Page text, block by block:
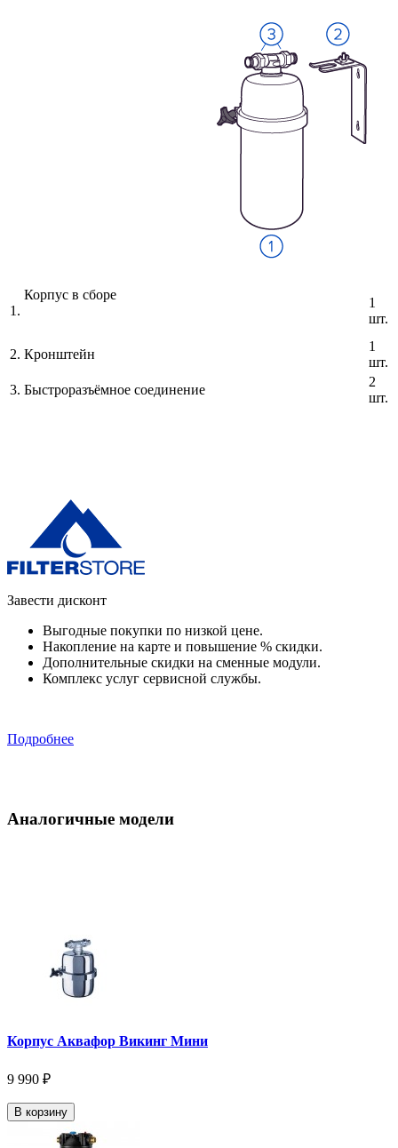
1.
Корпус в сборе
1
шт.
2. Кронштейн
1
шт.
3. Быстроразъёмное соединение
2
шт.
Завести дисконт
Выгодные покупки по низкой цене.
Накопление на карте и повышение % скидки.
Дополнительные скидки на сменные модули.
Комплекс услуг сервисной службы.
Подробнее
Аналогичные модели
Корпус Аквафор Викинг Мини
9 990 ₽
В корзину